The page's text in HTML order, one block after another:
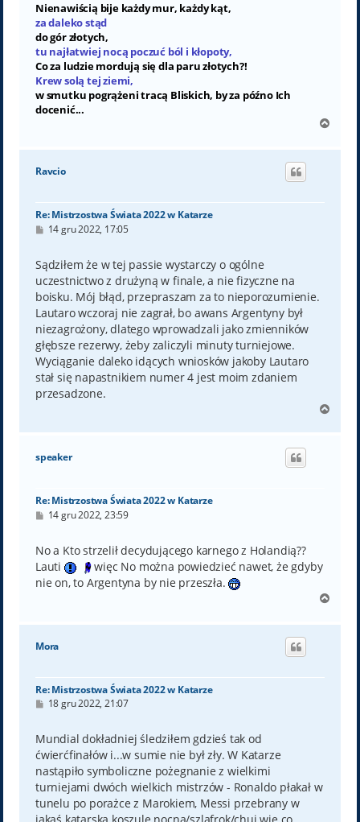
Nienawiścią bije każdy mur, każdy kąt,
za daleko stąd
do gór złotych,
tu najłatwiej nocą poczuć ból i kłopoty,
Co za ludzie mordują się dla paru złotych?!
Krew solą tej ziemi,
w smutku pogrążeni tracą Bliskich, by za późno Ich
docenić...
g
Ravcio
Re: Mistrzostwa Świata 2022 w Katarze
P
t
14 gru 2022, 17:05
Sądziłem że w tej passie wystarczy o ogólne
uczestnictwo z drużyną w finale, a nie fizyczne na
boisku. Mój błąd, przepraszam za to nieporozumienie.
Lautaro wczoraj nie zagrał, bo awans Argentyny był
niezagrożony, dlatego wprowadzali jako zmienników
głębsze rezerwy, żeby zaliczyli minuty turniejowe.
Wyciąganie daleko idących wniosków jakoby Lautaro
stał się napastnikiem numer 4 jest moim zdaniem
przesadzone.
g
speaker
Re: Mistrzostwa Świata 2022 w Katarze
P
t
14 gru 2022, 23:59
No a Kto strzelił decydującego karnego z Holandią??
Lauti
więc No można powiedzieć nawet, że gdyby
nie on, to Argentyna by nie przeszła.
g
Mora
Re: Mistrzostwa Świata 2022 w Katarze
P
t
18 gru 2022, 21:07
Mundial dokładniej śledziłem gdzieś tak od
ćwierćfinałów i...w sumie nie był zły. W Katarze
nastąpiło symboliczne pożegnanie z wielkimi
turniejami dwóch wielkich mistrzów - Ronaldo płakał w
tunelu po porażce z Marokiem, Messi przebrany w